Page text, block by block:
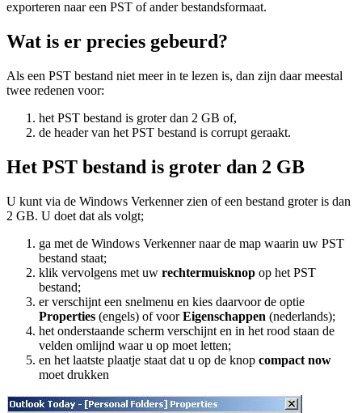
exporteren naar een PST of ander bestandsformaat.
Wat is er precies gebeurd?
Als een PST bestand niet meer in te lezen is, dan zijn daar meestal
twee redenen voor:
het PST bestand is groter dan 2 GB of,
de header van het PST bestand is corrupt geraakt.
Het PST bestand is groter dan 2 GB
U kunt via de Windows Verkenner zien of een bestand groter is dan
2 GB. U doet dat als volgt;
ga met de Windows Verkenner naar de map waarin uw PST
bestand staat;
klik vervolgens met uw rechtermuisknop op het PST
bestand;
er verschijnt een snelmenu en kies daarvoor de optie
Properties (engels) of voorEigenschappen (nederlands);
het onderstaande scherm verschijnt en in het rood staan de
velden omlijnd waar u op moet letten;
en het laatste plaatje staat dat u op de knop compact now
moet drukken